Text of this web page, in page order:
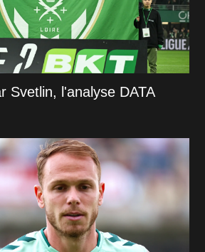
Svetlin, l'analyse DATA